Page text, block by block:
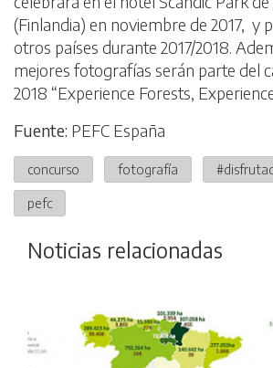
(Finlandia) en noviembre de 2017, y
otros países durante 2017/2018.
mejores fotografías serán parte del
2018 “Experience Forests, Experience
Fuente: PEFC España
concurso fotografía
pefc
Noticias relacionadas